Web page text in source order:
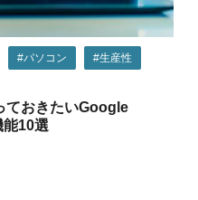
#パソコン #生産性
ておきたいGoogle
10選